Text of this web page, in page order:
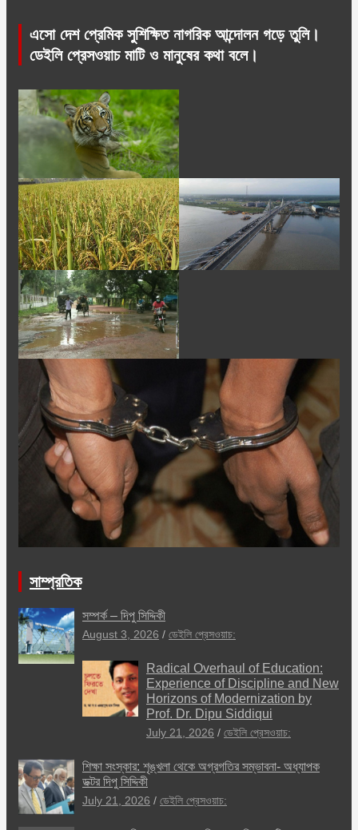
এসো দেশ প্রেমিক সুশিক্ষিত নাগরিক আন্দোলন গড়ে তুলি।
ডেইলি প্রেসওয়াচ মাটি ও মানুষের কথা বলে।
সাম্প্রতিক
সম্পর্ক – দিপু সিদ্দিকী
August 3, 2026 ডেইলি প্রেসওয়াচ:
Radical Overhaul of Education:
Experience of Discipline and New
Horizons of Modernization by
Prof. Dr. Dipu Siddiqui
July 21, 2026 ডেইলি প্রেসওয়াচ:
শিক্ষা সংস্কার: শৃঙ্খলা থেকে অগ্রগতির সম্ভাবনা- অধ্যাপক
ডক্টর দিপু সিদ্দিকী
July 21, 2026 ডেইলি প্রেসওয়াচ: